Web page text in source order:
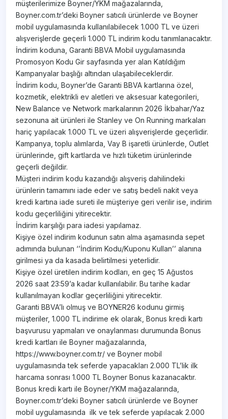
müşterilerimize Boyner/YKM mağazalarında,
Boyner.com.tr’deki Boyner satıcılı ürünlerde ve Boyner
mobil uygulamasında kullanılabilecek 1.000 TL ve üzeri
alışverişlerde geçerli 1.000 TL indirim kodu tanımlanacaktır.
İndirim koduna, Garanti BBVA Mobil uygulamasında
Promosyon Kodu Gir sayfasında yer alan Katıldığım
Kampanyalar başlığı altından ulaşabileceklerdir.
İndirim kodu, Boyner’de Garanti BBVA kartlarına özel,
kozmetik, elektrikli ev aletleri ve aksesuar kategorileri,
New Balance ve Network markalarının 2026 İkbahar/Yaz
sezonuna ait ürünleri ile Stanley ve On Running markaları
hariç yapılacak 1.000 TL ve üzeri alışverişlerde geçerlidir.
Kampanya, toplu alımlarda, Vay B işaretli ürünlerde, Outlet
ürünlerinde, gift kartlarda ve hızlı tüketim ürünlerinde
geçerli değildir.
Müşteri indirim kodu kazandığı alışveriş dahilindeki
ürünlerin tamamını iade eder ve satış bedeli nakit veya
kredi kartına iade sureti ile müşteriye geri verilir ise, indirim
kodu geçerliliğini yitirecektir.
İndirim karşılığı para iadesi yapılamaz.
Kişiye özel indirim kodunun satın alma aşamasında sepet
adımında bulunan ‘’İndirim Kodu/Kuponu Kullan’’ alanına
girilmesi ya da kasada belirtilmesi yeterlidir.
Kişiye özel üretilen indirim kodları, en geç 15 Ağustos
2026 saat 23:59’a kadar kullanılabilir. Bu tarihe kadar
kullanılmayan kodlar geçerliliğini yitirecektir.
Garanti BBVA’lı olmuş ve BOYNER26 kodunu girmiş
müşteriler, 1.000 TL indirime ek olarak, Bonus kredi kartı
başvurusu yapmaları ve onaylanması durumunda Bonus
kredi kartları ile Boyner mağazalarında,
https://www.boyner.com.tr/ ve Boyner mobil
uygulamasında tek seferde yapacakları 2.000 TL’lik ilk
harcama sonrası 1.000 TL Boyner Bonus kazanacaktır.
Bonus kredi kartı ile Boyner/YKM mağazalarında,
Boyner.com.tr’deki Boyner satıcılı ürünlerde ve Boyner
mobil uygulamasında ilk ve tek seferde yapılacak 2.000